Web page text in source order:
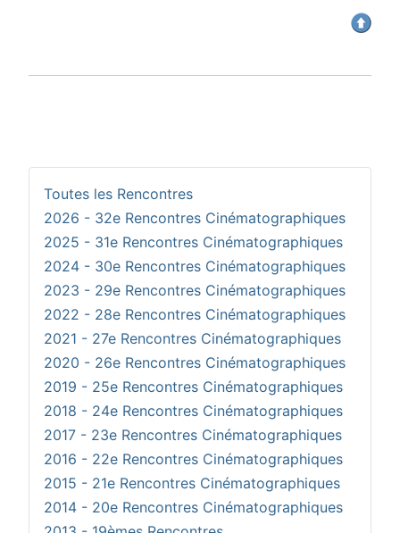
Toutes les Rencontres
2026 - 32e Rencontres Cinématographiques
2025 - 31e Rencontres Cinématographiques
2024 - 30e Rencontres Cinématographiques
2023 - 29e Rencontres Cinématographiques
2022 - 28e Rencontres Cinématographiques
2021 - 27e Rencontres Cinématographiques
2020 - 26e Rencontres Cinématographiques
2019 - 25e Rencontres Cinématographiques
2018 - 24e Rencontres Cinématographiques
2017 - 23e Rencontres Cinématographiques
2016 - 22e Rencontres Cinématographiques
2015 - 21e Rencontres Cinématographiques
2014 - 20e Rencontres Cinématographiques